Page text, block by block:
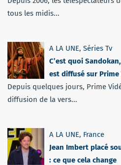
tous les midis...
A LA UNE, Séries Tv
C’est quoi
est diffusé sur Prime
Depuis quelques jours, Prime
diffusion de la vers...
A LA UNE, France
Jean Imbert placé
: ce que cela change